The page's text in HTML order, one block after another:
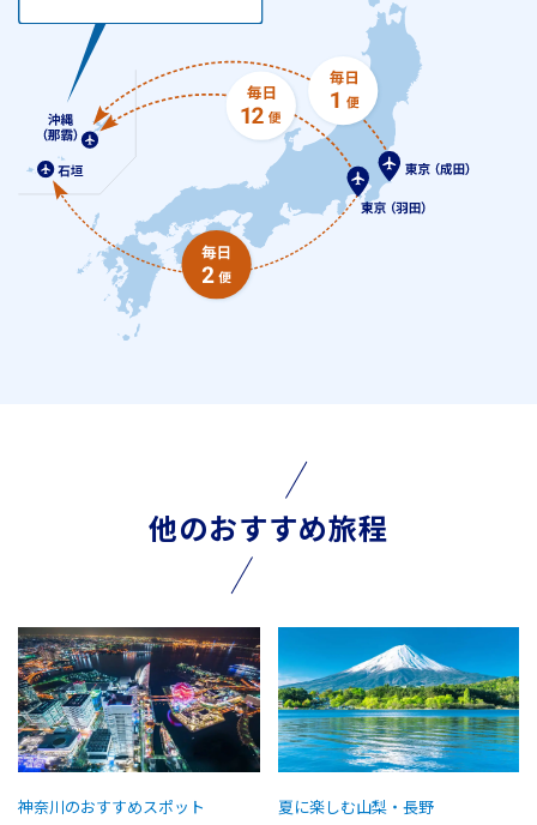
他のおすすめ旅程
神奈川のおすすめスポット 夏に楽しむ山梨・長野